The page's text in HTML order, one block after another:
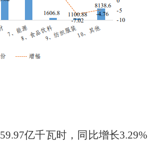
59.97亿千瓦时，同比增长3.29%